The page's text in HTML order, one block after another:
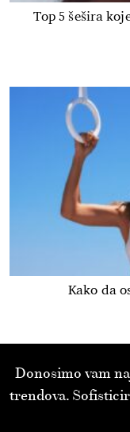
Top 5 šešira
Kako da
Donosimo vam
trendova.